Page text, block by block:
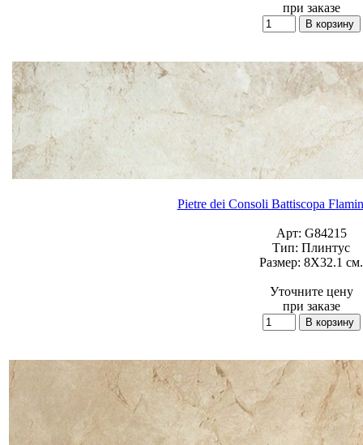
при заказе
Pietre dei Consoli Battiscopa
Арт: G84215
Тип: Плинтус
Размер: 8X32.1 см.
Уточните цену
при заказе